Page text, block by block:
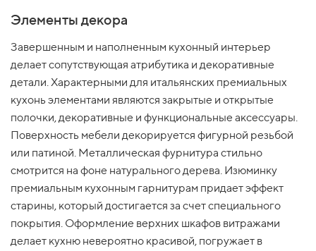
Элементы декора
Завершенным и наполненным кухонный интерьер
делает сопутствующая атрибутика и декоративные
детали. Характерными для итальянских премиальных
кухонь элементами являются закрытые и открытые
полочки, декоративные и функциональные аксессуары.
Поверхность мебели декорируется фигурной резьбой
или патиной. Металлическая фурнитура стильно
смотрится на фоне натурального дерева. Изюминку
премиальным кухонным гарнитурам придает эффект
старины, который достигается за счет специального
покрытия. Оформление верхних шкафов витражами
делает кухню невероятно красивой, погружает в